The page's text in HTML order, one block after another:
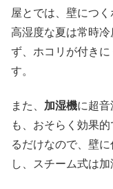
屋とでは、壁につ
高湿度な夏は常時
ず、ホコリが付き
す。
また、 加湿機に超音
も、おそらく効果
るだけなので、壁
し、スチーム式は